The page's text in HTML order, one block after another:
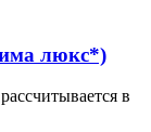
люкс*)
в